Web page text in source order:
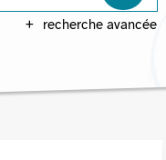
recherche avancée